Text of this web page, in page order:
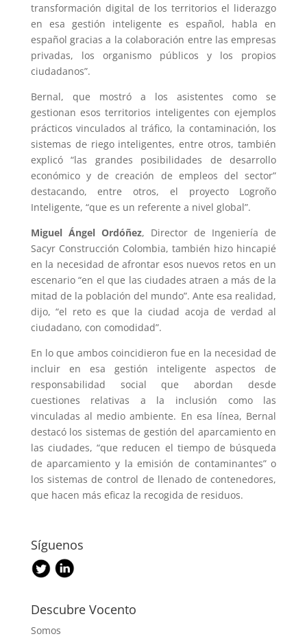
transformación digital de los territorios el liderazgo
en esa gestión inteligente es español, habla en
español gracias a la colaboración entre las empresas
privadas, los organismo públicos y los propios
ciudadanos”.
Bernal, que mostró a los asistentes como se
gestionan esos territorios inteligentes con ejemplos
prácticos vinculados al tráfico, la contaminación, los
sistemas de riego inteligentes, entre otros, también
explicó “las grandes posibilidades de desarrollo
económico y de creación de empleos del sector”
destacando, entre otros, el proyecto Logroño
Inteligente, “que es un referente a nivel global”.
Miguel Ángel Ordóñez, Director de Ingeniería de
Sacyr Construcción Colombia, también hizo hincapié
en la necesidad de afrontar esos nuevos retos en un
escenario “en el que las ciudades atraen a más de la
mitad de la población del mundo”. Ante esa realidad,
dijo, “el reto es que la ciudad acoja de verdad al
ciudadano, con comodidad”.
En lo que ambos coincidieron fue en la necesidad de
incluir en esa gestión inteligente aspectos de
responsabilidad social que abordan desde
cuestiones relativas a la inclusión como las
vinculadas al medio ambiente. En esa línea, Bernal
destacó los sistemas de gestión del aparcamiento en
las ciudades, “que reducen el tiempo de búsqueda
de aparcamiento y la emisión de contaminantes” o
los sistemas de control de llenado de contenedores,
que hacen más eficaz la recogida de residuos.
Síguenos
Descubre Vocento
Somos